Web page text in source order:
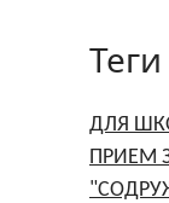
Теги
ДЛЯ
ПРИЕМ